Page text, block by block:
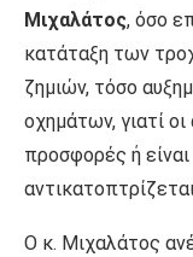
Μιχαλάτος, όσο
κατάταξη των
ζημιών, τόσο
οχημάτων, γιατί
προσφορές ή
Ο κ. Μιχαλάτος